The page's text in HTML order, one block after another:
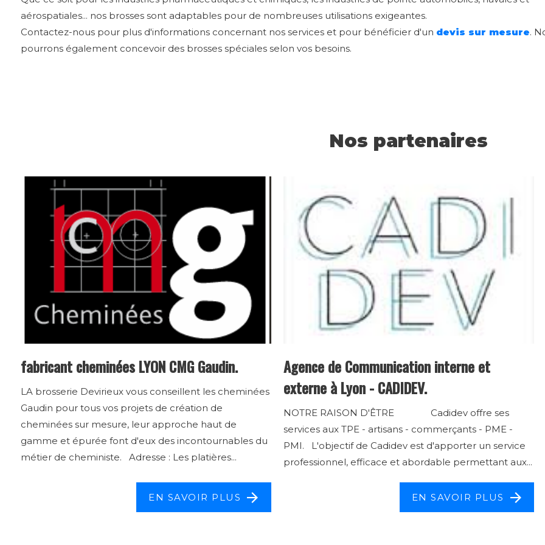
aérospatiales... nos brosses sont adaptables pour de nombreuses utilisations exigeantes.
Contactez-nous pour plus d'informations concernant nos services et pour bénéficier d'un devis sur mesure.
pourrons également concevoir des brosses spéciales selon vos besoins.
Nos partenaires
fabricant cheminées LYON CMG Gaudin.
LA brosserie Devirieux vous conseillent les cheminées
Gaudin pour tous vos projets de création de
cheminées sur mesure, leur approche haut de
gamme et épurée font d'eux des incontournables du
métier de cheministe. Adresse : Les platières...
EN SAVOIR PLUS
Agence de Communication interne et
externe à Lyon - CADIDEV.
NOTRE RAISON D'ÊTRE Cadidev offre ses
services aux TPE - artisans - commerçants - PME -
PMI. L'objectif de Cadidev est d'apporter un service
professionnel, efficace et abordable permettant aux...
EN SAVOIR PLUS